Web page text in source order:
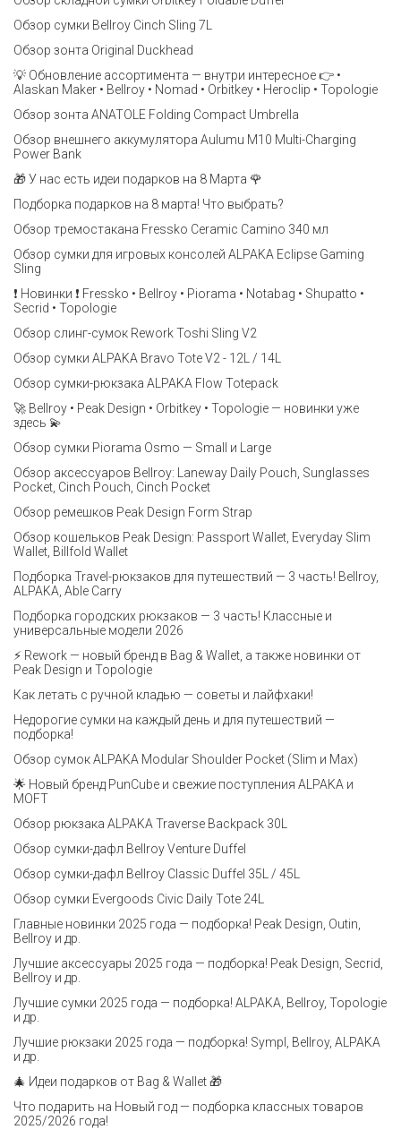
Обзор сумки Bellroy Cinch Sling 7L
Обзор зонта Original Duckhead
💡 Обновление ассортимента — внутри интересное 👉 •
Alaskan Maker • Bellroy • Nomad • Orbitkey • Heroclip • Topologie
Обзор зонта ANATOLE Folding Compact Umbrella
Обзор внешнего аккумулятора Aulumu M10 Multi-Charging
Power Bank
🎁 У нас есть идеи подарков на 8 Марта 🌹
Подборка подарков на 8 марта! Что выбрать?
Обзор тремостакана Fressko Ceramic Camino 340 мл
Обзор сумки для игровых консолей ALPAKA Eclipse Gaming
Sling
❗️ Новинки ❗️ Fressko • Bellroy • Piorama • Notabag • Shupatto •
Secrid • Topologie
Обзор слинг-сумок Rework Toshi Sling V2
Обзор сумки ALPAKA Bravo Tote V2 - 12L / 14L
Обзор сумки-рюкзака ALPAKA Flow Totepack
🚀 Bellroy • Peak Design • Orbitkey • Topologie — новинки уже
здесь 💫
Обзор сумки Piorama Osmo — Small и Large
Обзор аксессуаров Bellroy: Laneway Daily Pouch, Sunglasses
Pocket, Cinch Pouch, Cinch Pocket
Обзор ремешков Peak Design Form Strap
Обзор кошельков Peak Design: Passport Wallet, Everyday Slim
Wallet, Billfold Wallet
Подборка Travel-рюкзаков для путешествий — 3 часть! Bellroy,
ALPAKA, Able Carry
Подборка городских рюкзаков — 3 часть! Классные и
универсальные модели 2026
⚡️ Rework — новый бренд в Bag & Wallet, а также новинки от
Peak Design и Topologie
Как летать с ручной кладью — советы и лайфхаки!
Недорогие сумки на каждый день и для путешествий —
подборка!
Обзор сумок ALPAKA Modular Shoulder Pocket (Slim и Max)
🌟 Новый бренд PunCube и свежие поступления ALPAKA и
MOFT
Обзор рюкзака ALPAKA Traverse Backpack 30L
Обзор сумки-дафл Bellroy Venture Duffel
Обзор сумки-дафл Bellroy Classic Duffel 35L / 45L
Обзор сумки Evergoods Civic Daily Tote 24L
Главные новинки 2025 года — подборка! Peak Design, Outin,
Bellroy и др.
Лучшие аксессуары 2025 года — подборка! Peak Design, Secrid,
Bellroy и др.
Лучшие сумки 2025 года — подборка! ALPAKA, Bellroy, Topologie
и др.
Лучшие рюкзаки 2025 года — подборка! Sympl, Bellroy, ALPAKA
и др.
🎄 Идеи подарков от Bag & Wallet 🎁
Что подарить на Новый год — подборка классных товаров
2025/2026 года!